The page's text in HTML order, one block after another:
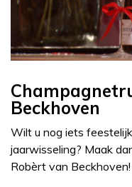
Beckhoven
Wilt u nog iets
jaarwisseling? Maak
Robèrt van